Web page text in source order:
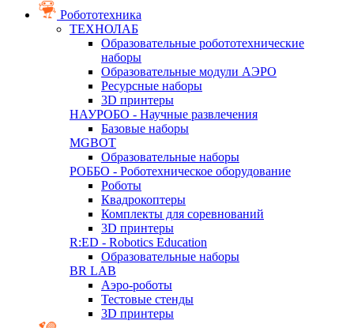
Робототехника
ТЕХНОЛАБ
Образовательные робототехнические
наборы
Образовательные модули АЭРО
Ресурсные наборы
3D принтеры
НАУРОБО - Научные развлечения
Базовые наборы
MGBOT
Образовательные наборы
РОББО - Роботехническое оборудование
Роботы
Квадрокоптеры
Комплекты для соревнований
3D принтеры
R:ED - Robotics Education
Образовательные наборы
BR LAB
Аэро-роботы
Тестовые стенды
3D принтеры